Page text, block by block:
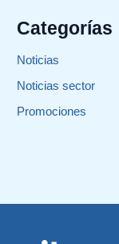
Categorías
Noticias
Noticias sector
Promociones